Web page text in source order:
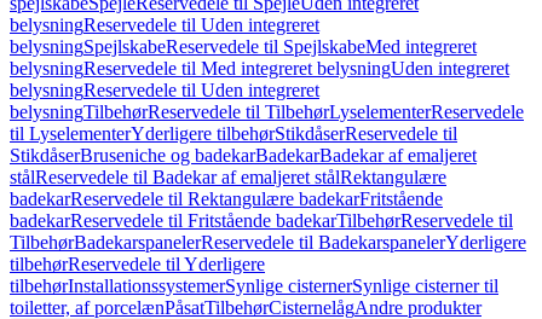
belysningReservedele til Uden integreret
belysningSpejlskabeReservedele til SpejlskabeMed integreret
belysningReservedele til Med integreret belysningUden integreret
belysningReservedele til Uden integreret
belysningTilbehørReservedele til TilbehørLyselementerReservedele
til LyselementerYderligere tilbehørStikdåserReservedele til
StikdåserBruseniche og badekarBadekarBadekar af emaljeret
stålReservedele til Badekar af emaljeret stålRektangulære
badekarReservedele til Rektangulære badekarFritstående
badekarReservedele til Fritstående badekarTilbehørReservedele til
TilbehørBadekarspanelerReservedele til BadekarspanelerYderligere
tilbehørReservedele til Yderligere
tilbehørInstallationssystemerSynlige cisternerSynlige cisterner til
toiletter, af porcelænPåsatTilbehørCisternelågAndre produkter